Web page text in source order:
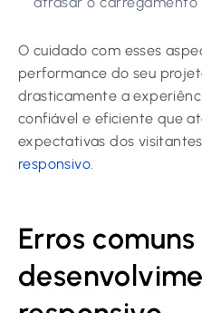
O cuidado com esses
performance do seu
drasticamente a
confiável e eficiente que
expectativas dos
responsivo.
Erros